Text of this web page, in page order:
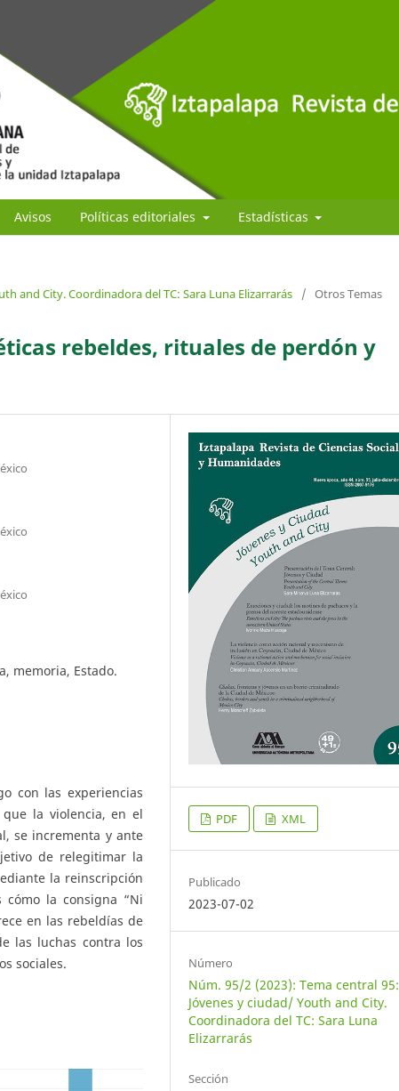
Avisos Políticas editoriales Estadísticas
and City. Coordinadora del TC: Sara Luna Elizarrarás
/ Otros Temas
rebeldes, rituales de perdón y
memoria, Estado.
con las experiencias
la violencia, en el
se incrementa y ante
de relegitimar la
la reinscripción
cómo la consigna “Ni
en las rebeldías de
las luchas contra los
sociales.
PDF XML
Publicado
2023-07-02
Número
Núm. 95/2 (2023): Tema central 95:
Jóvenes y ciudad/ Youth and City.
Coordinadora del TC: Sara Luna
Elizarrarás
Sección